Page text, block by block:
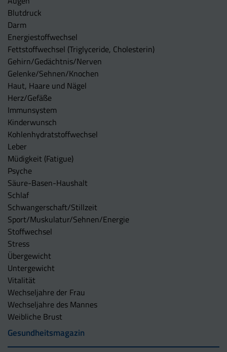
Blutdruck
Darm
Energiestoffwechsel
Fettstoffwechsel (Triglyceride, Cholesterin)
Gehirn/Gedächtnis/Nerven
Gelenke/Sehnen/Knochen
Haut, Haare und Nägel
Herz/Gefäße
Immunsystem
Kinderwunsch
Kohlenhydratstoffwechsel
Leber
Müdigkeit (Fatigue)
Psyche
Säure-Basen-Haushalt
Schlaf
Schwangerschaft/Stillzeit
Sport/Muskulatur/Sehnen/Energie
Stoffwechsel
Stress
Übergewicht
Untergewicht
Vitalität
Wechseljahre der Frau
Wechseljahre des Mannes
Weibliche Brust
Gesundheitsmagazin